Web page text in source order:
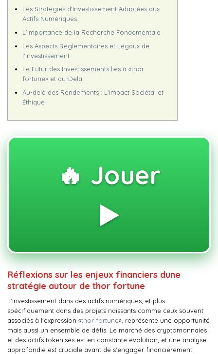
Les Stratégies d'Investissement Adaptées aux
Actifs Numériques
L'Importance de la Recherche Fondamentale
Les Aspects Réglementaires et Légaux de
l'Investissement
Le Futur des Investissements liés à «thor
fortune» et au-Delà
Au-delà des Rendements : L'Impact Sociétal et
Éthique
🔥 Jouer
▶️
Réflexions sur les enjeux financiers dune
stratégie autour de thor fortune
L'investissement dans des actifs numériques, et plus
spécifiquement dans des projets naissants comme ceux souvent
associés à l'expression «thor fortune», représente une opportunité
mais aussi un ensemble de défis. Le marché des cryptomonnaies
et des actifs tokenisés est en constante évolution, et une analyse
approfondie est cruciale avant de s'engager financièrement.